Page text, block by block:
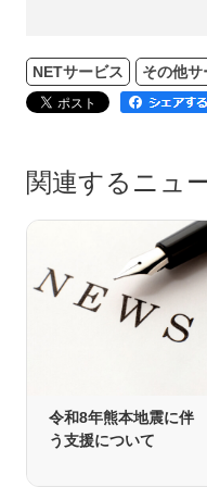
NETサービス その他サ
関連するニュ
令和8年熊本地震に伴
う支援について